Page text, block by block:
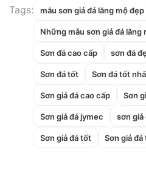
Tags: mẫu sơn giả đá lăng mộ đẹp
Những mẫu sơn giả đá lăng
Sơn đá cao cấp sơn đá
Sơn đá tốt Sơn đá tốt
Sơn giả đá cao cấp Sơn
Sơn giả đá jymec sơn giả
Sơn giả đá tốt Sơn giả